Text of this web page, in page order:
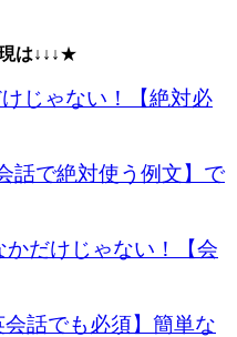
は↓↓↓★
じゃない！【絶対必
話で絶対使う例文】で
だけじゃない！【会
話でも必須】簡単な